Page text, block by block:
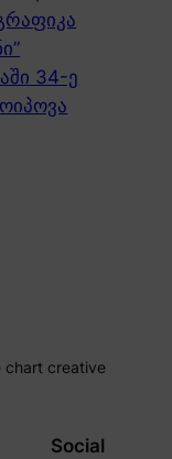
34-ე
chart creative
Social